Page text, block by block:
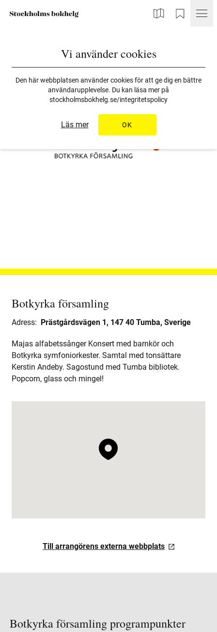
Karta Min Bokhelg
Botkyrka församling
Adress: Prästgårdsvägen 1, 147 40 Tumba, Sverige
Majas alfabetssånger Konsert med barnkör och
Botkyrka symfoniorkester. Samtal med tonsättare
Kerstin Andeby. Sagostund med Tumba bibliotek.
Popcorn, glass och mingel!
Till arrangörens externa webbplats
Botkyrka församling programpunkter
Vi använder cookies
Den här webbplatsen använder cookies för att ge dig en bättre
användarupplevelse. Du kan läsa mer på
stockholmsbokhelg.se/integritetspolicy
Läs mer OK